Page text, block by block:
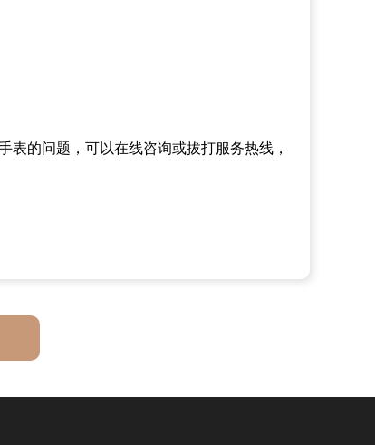
的问题，可以在线咨询或拔打服务热线，